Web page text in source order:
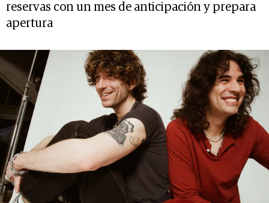
reservas con un mes de anticipación y prepara
apertura